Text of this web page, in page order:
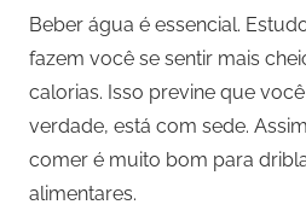
Beber água é essencial.
fazem você se sentir mais
calorias. Isso previne que
verdade, está com sede.
comer é muito bom para
alimentares.